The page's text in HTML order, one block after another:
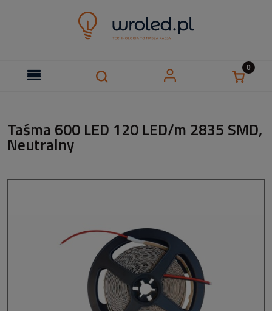
Taśma 600 LED 120 LED/m 2835 SMD,
Neutralny